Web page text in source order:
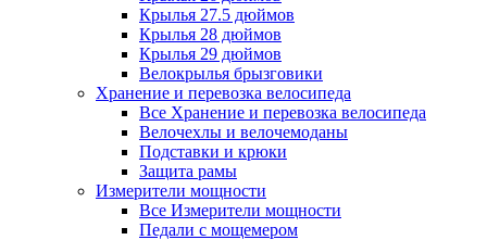
Крылья 27.5 дюймов
Крылья 28 дюймов
Крылья 29 дюймов
Велокрылья брызговики
Хранение и перевозка велосипеда
Все Хранение и перевозка велосипеда
Велочехлы и велочемоданы
Подставки и крюки
Защита рамы
Измерители мощности
Все Измерители мощности
Педали с мощемером